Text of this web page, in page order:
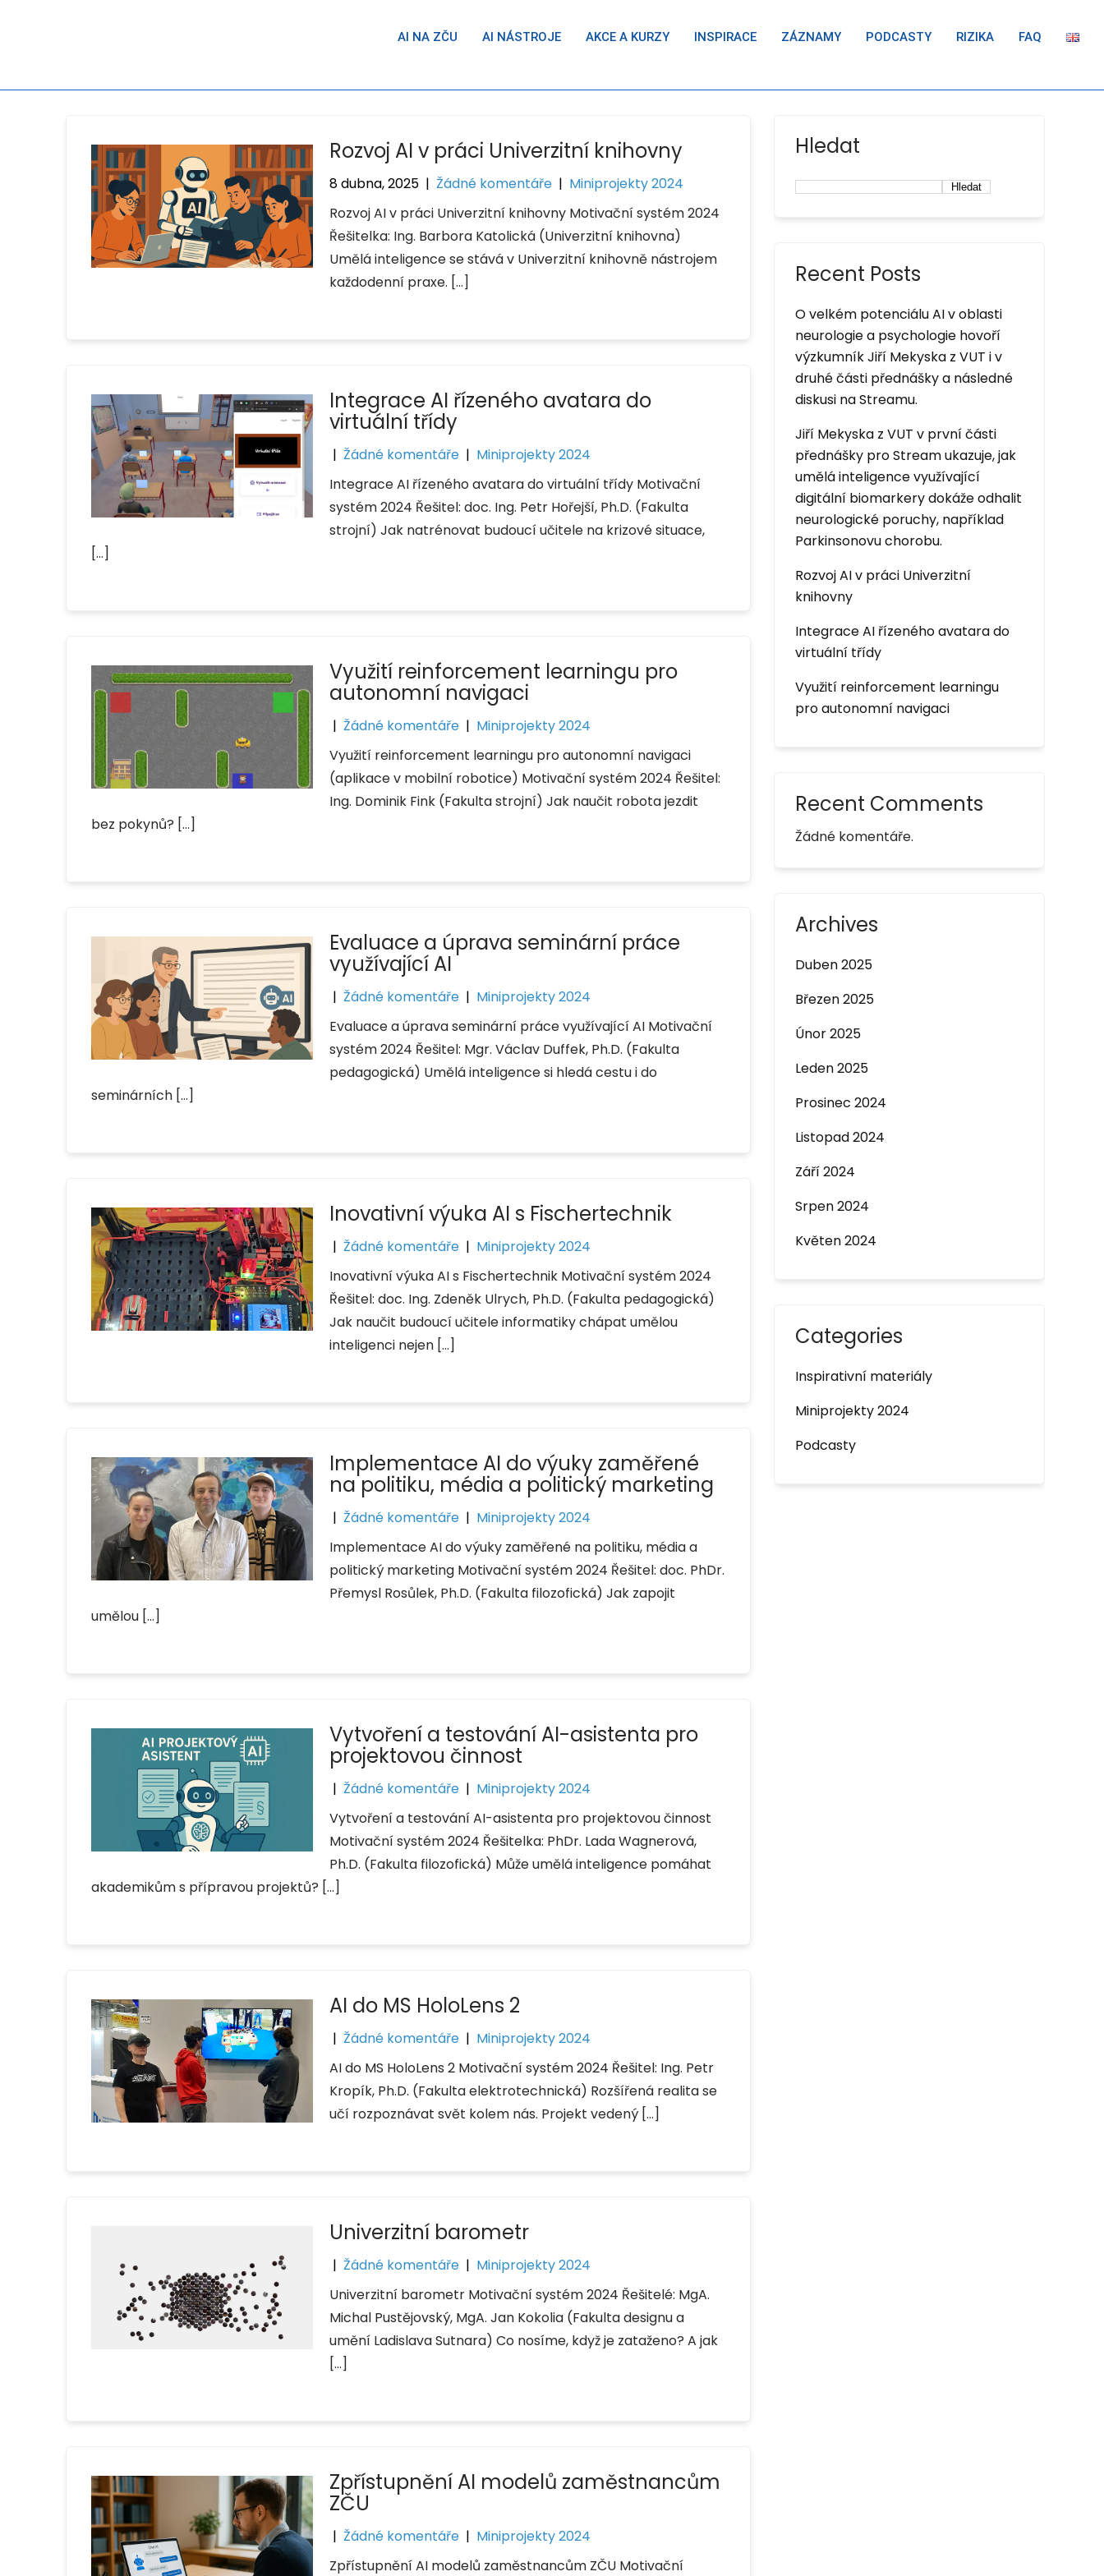
AI NA ZČU AI NÁSTROJE AKCE A KURZY INSPIRACE ZÁZNAMY PODCASTY RIZIKA FAQ
Rozvoj AI v práci Univerzitní knihovny
8 dubna, 2025 |Žádné komentáře | Miniprojekty 2024
Rozvoj AI v práci Univerzitní knihovny Motivační systém 2024
Řešitelka: Ing. Barbora Katolická (Univerzitní knihovna)
Umělá inteligence se stává v Univerzitní knihovně nástrojem
každodenní praxe. […]
Integrace AI řízeného avatara do
virtuální třídy
|Žádné komentáře | Miniprojekty 2024
Integrace AI řízeného avatara do virtuální třídy Motivační
systém 2024 Řešitel: doc. Ing. Petr Hořejší, Ph.D. (Fakulta
strojní) Jak natrénovat budoucí učitele na krizové situace,
[…]
Využití reinforcement learningu pro
autonomní navigaci
|Žádné komentáře | Miniprojekty 2024
Využití reinforcement learningu pro autonomní navigaci
(aplikace v mobilní robotice) Motivační systém 2024 Řešitel:
Ing. Dominik Fink (Fakulta strojní) Jak naučit robota jezdit
bez pokynů? […]
Evaluace a úprava seminární práce
využívající AI
|Žádné komentáře | Miniprojekty 2024
Evaluace a úprava seminární práce využívající AI Motivační
systém 2024 Řešitel: Mgr. Václav Duffek, Ph.D. (Fakulta
pedagogická) Umělá inteligence si hledá cestu i do
seminárních […]
Inovativní výuka AI s Fischertechnik
|Žádné komentáře | Miniprojekty 2024
Inovativní výuka AI s Fischertechnik Motivační systém 2024
Řešitel: doc. Ing. Zdeněk Ulrych, Ph.D. (Fakulta pedagogická)
Jak naučit budoucí učitele informatiky chápat umělou
inteligenci nejen […]
Implementace AI do výuky zaměřené
na politiku, média a politický marketing
|Žádné komentáře | Miniprojekty 2024
Implementace AI do výuky zaměřené na politiku, média a
politický marketing Motivační systém 2024 Řešitel: doc. PhDr.
Přemysl Rosůlek, Ph.D. (Fakulta filozofická) Jak zapojit
umělou […]
Vytvoření a testování AI-asistenta pro
projektovou činnost
|Žádné komentáře | Miniprojekty 2024
Vytvoření a testování AI-asistenta pro projektovou činnost
Motivační systém 2024 Řešitelka: PhDr. Lada Wagnerová,
Ph.D. (Fakulta filozofická) Může umělá inteligence pomáhat
akademikům s přípravou projektů? […]
AI do MS HoloLens 2
|Žádné komentáře | Miniprojekty 2024
AI do MS HoloLens 2 Motivační systém 2024 Řešitel: Ing. Petr
Kropík, Ph.D. (Fakulta elektrotechnická) Rozšířená realita se
učí rozpoznávat svět kolem nás. Projekt vedený […]
Univerzitní barometr
|Žádné komentáře | Miniprojekty 2024
Univerzitní barometr Motivační systém 2024 Řešitelé: MgA.
Michal Pustějovský, MgA. Jan Kokolia (Fakulta designu a
umění Ladislava Sutnara) Co nosíme, když je zataženo? A jak
[…]
Zpřístupnění AI modelů zaměstnancům
ZČU
|Žádné komentáře | Miniprojekty 2024
Zpřístupnění AI modelů zaměstnancům ZČU Motivační
Hledat
Hledat
Recent Posts
O velkém potenciálu AI v oblasti
neurologie a psychologie hovoří
výzkumník Jiří Mekyska z VUT i v
druhé části přednášky a následné
diskusi na Streamu.
Jiří Mekyska z VUT v první části
přednášky pro Stream ukazuje, jak
umělá inteligence využívající
digitální biomarkery dokáže odhalit
neurologické poruchy, například
Parkinsonovu chorobu.
Rozvoj AI v práci Univerzitní
knihovny
Integrace AI řízeného avatara do
virtuální třídy
Využití reinforcement learningu
pro autonomní navigaci
Recent Comments
Žádné komentáře.
Archives
Duben 2025
Březen 2025
Únor 2025
Leden 2025
Prosinec 2024
Listopad 2024
Září 2024
Srpen 2024
Květen 2024
Categories
Inspirativní materiály
Miniprojekty 2024
Podcasty